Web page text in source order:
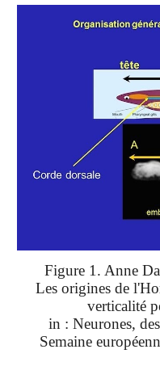
Figure 1. Anne
Les origines de
verticalité
in : Neurones,
Semaine